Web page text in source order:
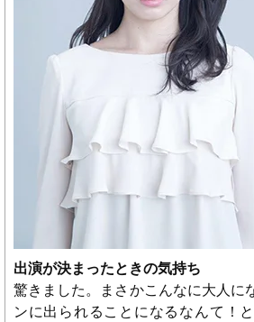
出演が決まったときの気持ち
驚きました。まさかこんなに大人に
ンに出られることになるなんて！